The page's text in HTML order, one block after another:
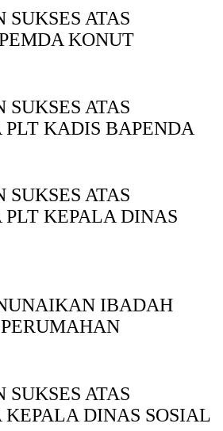
ATAS
KONUT
ATAS
KADIS BAPENDA
ATAS
KEPALA DINAS
IBADAH
ATAS
DINAS SOSIAL